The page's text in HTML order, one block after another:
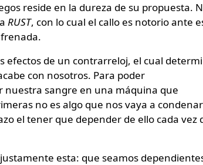
reside en la dureza de su propuesta.
RUST, con lo cual el callo es notorio ante
efectos de un contrarreloj, el cual
con nosotros. Para poder
sangre en una máquina que
no es algo que nos vaya a
el tener que depender de ello cada vez
esta: que seamos